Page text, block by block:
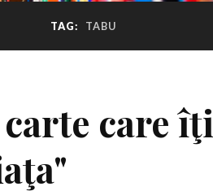
TAG: TABU
care îţi